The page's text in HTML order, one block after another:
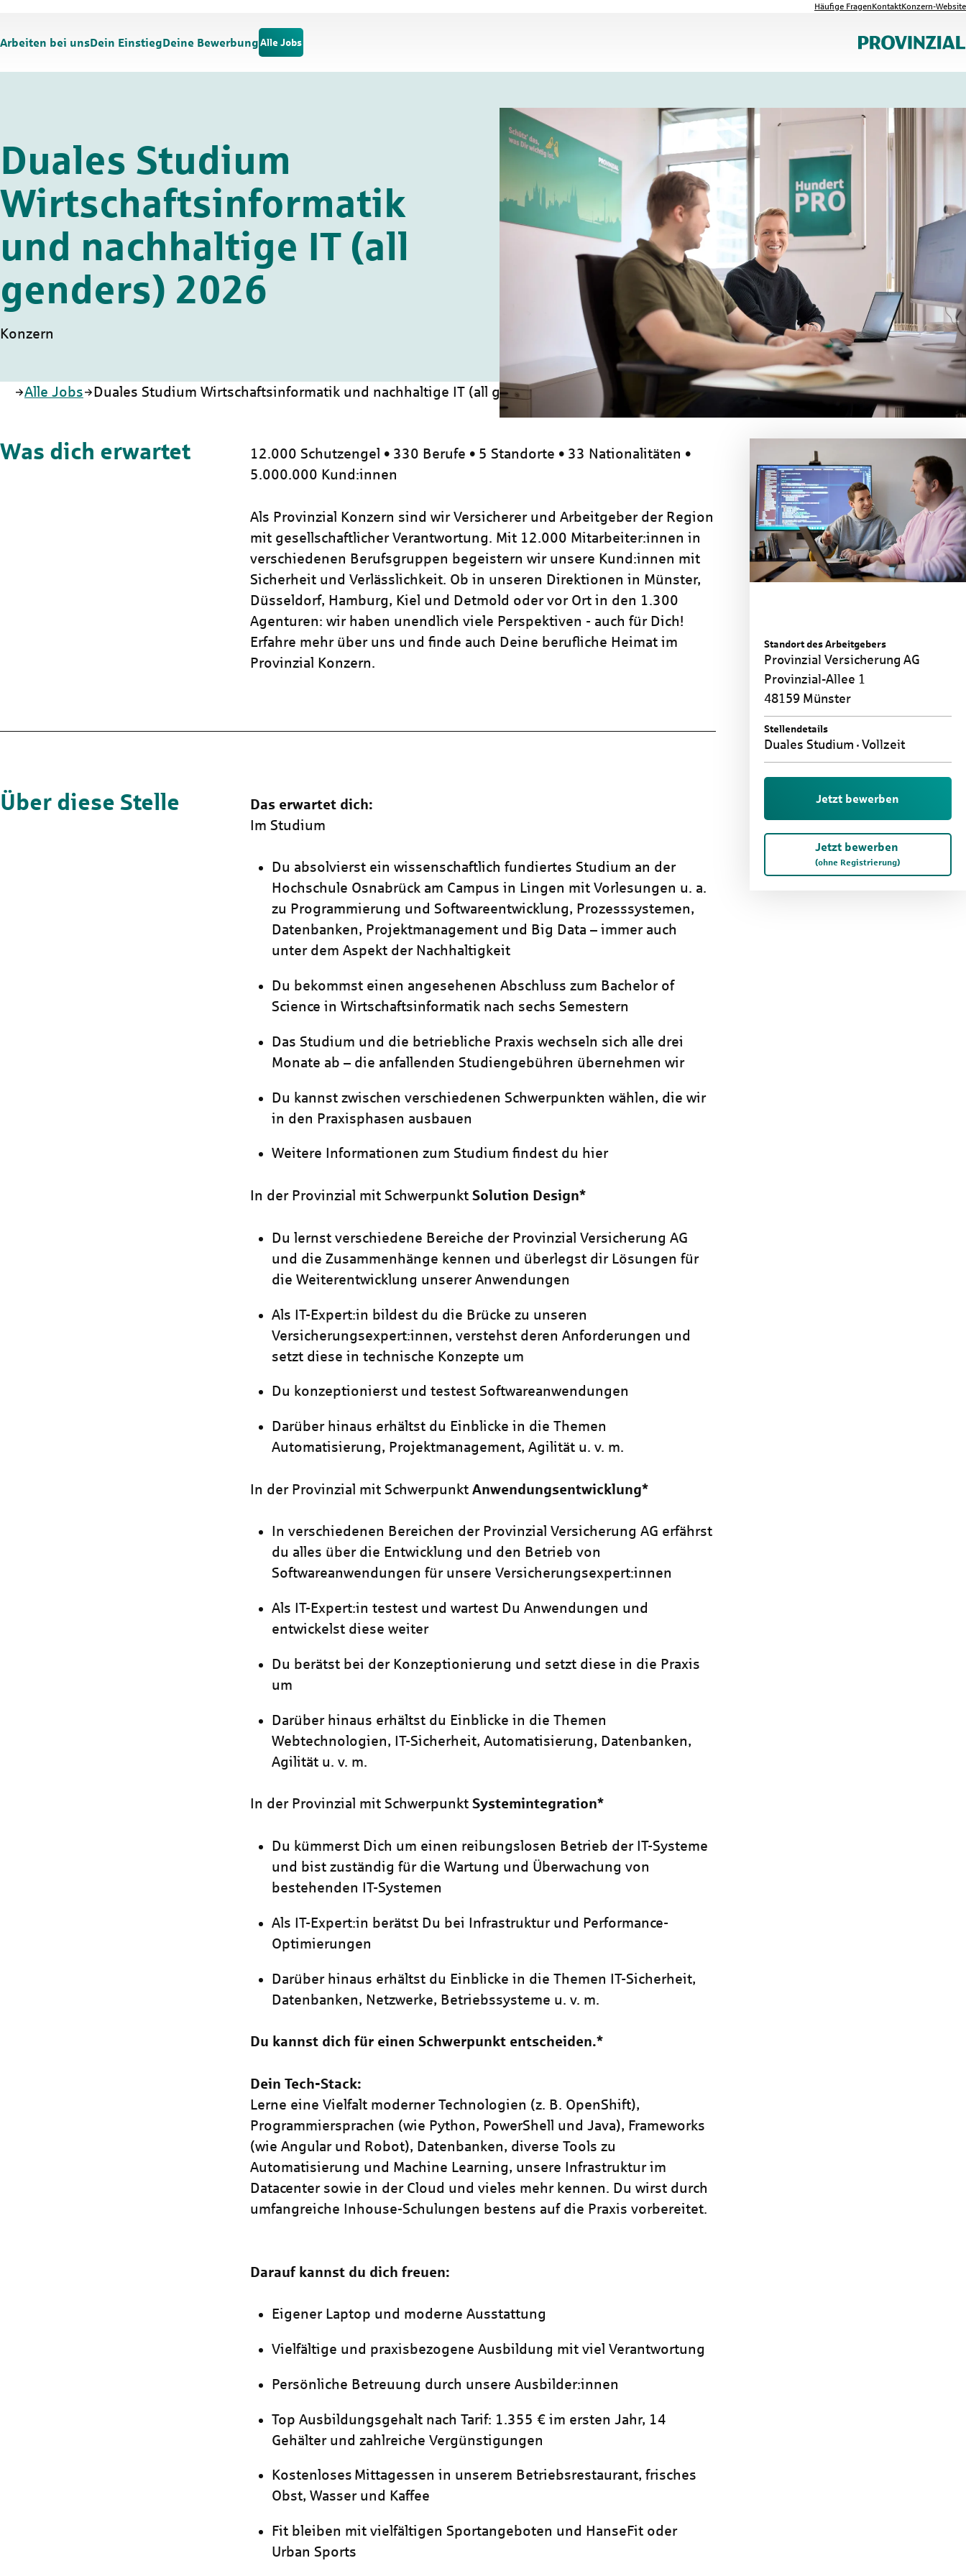
Häufige FragenKontaktKonzern-Website
Arbeiten bei unsDein EinstiegDeine Bewerbung Alle Jobs
Duales Studium
Wirtschaftsinformatik
und nachhaltige IT (all
genders) 2026
Konzern
Startseite
Alle Jobs Duales Studium Wirtschaftsinformatik und nachhaltige IT (all genders) 2026
Standort des Arbeitgebers
Provinzial Versicherung AG
Provinzial-Allee 1
48159 Münster
Stellendetails
Duales Studium Vollzeit
Jetzt bewerben
Jetzt bewerben
(ohne Registrierung)
Was dich erwartet
12.000 Schutzengel • 330 Berufe • 5 Standorte • 33 Nationalitäten •
5.000.000 Kund:innen
Als Provinzial Konzern sind wir Versicherer und Arbeitgeber der Region
mit gesellschaftlicher Verantwortung. Mit 12.000 Mitarbeiter:innen in
verschiedenen Berufsgruppen begeistern wir unsere Kund:innen mit
Sicherheit und Verlässlichkeit. Ob in unseren Direktionen in Münster,
Düsseldorf, Hamburg, Kiel und Detmold oder vor Ort in den 1.300
Agenturen: wir haben unendlich viele Perspektiven - auch für Dich!
Erfahre mehr über uns und finde auch Deine berufliche Heimat im
Provinzial Konzern.
Über diese Stelle
Das erwartet dich:
Im Studium
Du absolvierst ein wissenschaftlich fundiertes Studium an der
Hochschule Osnabrück am Campus in Lingen mit Vorlesungen u. a.
zu Programmierung und Softwareentwicklung, Prozesssystemen,
Datenbanken, Projektmanagement und Big Data – immer auch
unter dem Aspekt der Nachhaltigkeit
Du bekommst einen angesehenen Abschluss zum Bachelor of
Science in Wirtschaftsinformatik nach sechs Semestern
Das Studium und die betriebliche Praxis wechseln sich alle drei
Monate ab – die anfallenden Studiengebühren übernehmen wir
Du kannst zwischen verschiedenen Schwerpunkten wählen, die wir
in den Praxisphasen ausbauen
Weitere Informationen zum Studium findest du hier
In der Provinzial mit Schwerpunkt Solution Design*
Du lernst verschiedene Bereiche der Provinzial Versicherung AG
und die Zusammenhänge kennen und überlegst dir Lösungen für
die Weiterentwicklung unserer Anwendungen
Als IT-Expert:in bildest du die Brücke zu unseren
Versicherungsexpert:innen, verstehst deren Anforderungen und
setzt diese in technische Konzepte um
Du konzeptionierst und testest Softwareanwendungen
Darüber hinaus erhältst du Einblicke in die Themen
Automatisierung, Projektmanagement, Agilität u. v. m.
In der Provinzial mit Schwerpunkt Anwendungsentwicklung*
In verschiedenen Bereichen der Provinzial Versicherung AG erfährst
du alles über die Entwicklung und den Betrieb von
Softwareanwendungen für unsere Versicherungsexpert:innen
Als IT-Expert:in testest und wartest Du Anwendungen und
entwickelst diese weiter
Du berätst bei der Konzeptionierung und setzt diese in die Praxis
um
Darüber hinaus erhältst du Einblicke in die Themen
Webtechnologien, IT-Sicherheit, Automatisierung, Datenbanken,
Agilität u. v. m.
In der Provinzial mit Schwerpunkt Systemintegration*
Du kümmerst Dich um einen reibungslosen Betrieb der IT-Systeme
und bist zuständig für die Wartung und Überwachung von
bestehenden IT-Systemen
Als IT-Expert:in berätst Du bei Infrastruktur und Performance-
Optimierungen
Darüber hinaus erhältst du Einblicke in die Themen IT-Sicherheit,
Datenbanken, Netzwerke, Betriebssysteme u. v. m.
Du kannst dich für einen Schwerpunkt entscheiden.*
Dein Tech-Stack:
Lerne eine Vielfalt moderner Technologien (z. B. OpenShift),
Programmiersprachen (wie Python, PowerShell und Java), Frameworks
(wie Angular und Robot), Datenbanken, diverse Tools zu
Automatisierung und Machine Learning, unsere Infrastruktur im
Datacenter sowie in der Cloud und vieles mehr kennen. Du wirst durch
umfangreiche Inhouse-Schulungen bestens auf die Praxis vorbereitet.
Darauf kannst du dich freuen:
Eigener Laptop und moderne Ausstattung
Vielfältige und praxisbezogene Ausbildung mit viel Verantwortung
Persönliche Betreuung durch unsere Ausbilder:innen
Top Ausbildungsgehalt nach Tarif: 1.355 € im ersten Jahr, 14
Gehälter und zahlreiche Vergünstigungen
Kostenloses Mittagessen in unserem Betriebsrestaurant, frisches
Obst, Wasser und Kaffee
Fit bleiben mit vielfältigen Sportangeboten und HanseFit oder
Urban Sports